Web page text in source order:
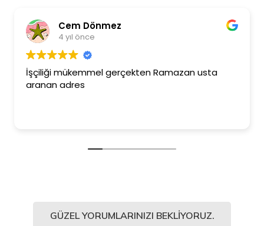
Cem Dönmez
4 yıl önce
İşçiliği mükemmel gerçekten Ramazan usta
aranan adres
GÜZEL YORUMLARINIZI BEKLIYORUZ.